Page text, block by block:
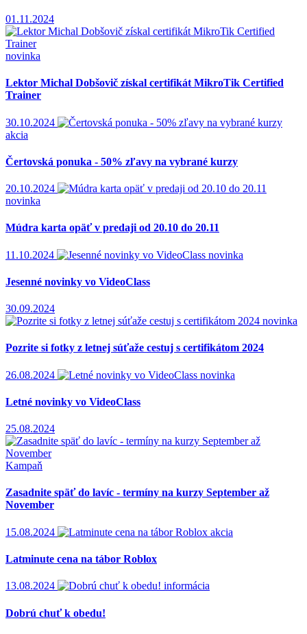
01.11.2024
novinka
Lektor Michal Dobšovič získal certifikát MikroTik Certified
Trainer
30.10.2024
akcia
Čertovská ponuka - 50% zľavy na vybrané kurzy
20.10.2024
novinka
Múdra karta opäť v predaji od 20.10 do 20.11
11.10.2024 novinka
Jesenné novinky vo VideoClass
30.09.2024
novinka
Pozrite si fotky z letnej súťaže cestuj s certifikátom 2024
26.08.2024 novinka
Letné novinky vo VideoClass
25.08.2024
Kampaň
Zasadnite späť do lavíc - termíny na kurzy September až
November
15.08.2024 akcia
Latminute cena na tábor Roblox
13.08.2024 informácia
Dobrú chuť k obedu!